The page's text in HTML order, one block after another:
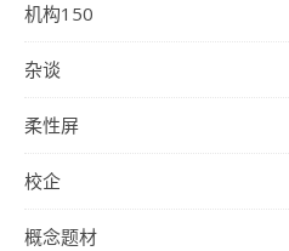
机构150
杂谈
柔性屏
校企
概念题材